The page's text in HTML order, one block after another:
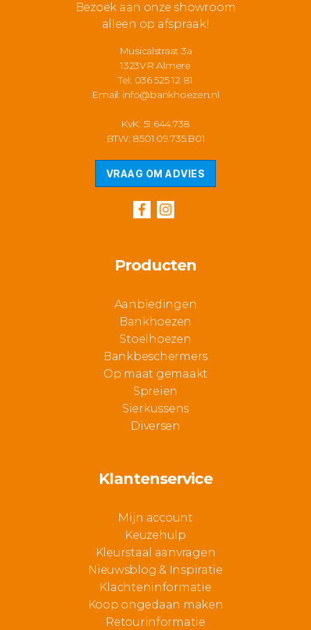
Bezoek aan onze showroom
alleen op afspraak!
Musicalstraat 3a
1323VR Almere
Tel: 036 525 12 81
Email: info@bankhoezen.nl
KvK: 51.644.738
BTW: 8501.09.735.B01
VRAAG OM ADVIES
Producten
Aanbiedingen
Bankhoezen
Stoelhoezen
Bankbeschermers
Op maat gemaakt
Spreien
Sierkussens
Diversen
Klantenservice
Mijn account
Keuzehulp
Kleurstaal aanvragen
Nieuwsblog & Inspiratie
Klachteninformatie
Koop ongedaan maken
Retourinformatie